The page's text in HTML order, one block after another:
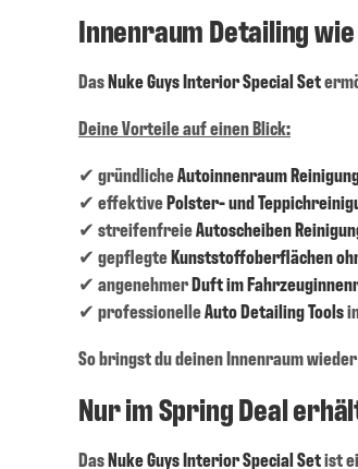
Innenraum Detailing
DasNuke Guys Interior Special Set
Deine Vorteile auf einen Blick:
✔ gründlicheAutoinnenraum
✔ effektivePolster- und
✔ streifenfreieAutoscheiben
✔ gepflegteKunststoffoberflächen
✔ angenehmerDuft im
✔ professionelleAuto Detailing Tools
So bringst du deinen Innenraum
Nur im Spring Deal
DasNuke Guys Interior Special Setist